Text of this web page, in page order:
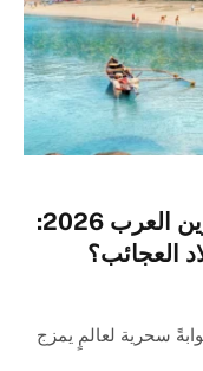
دليل السياحة في الهند للمسافرين العرب 2026:
العجائب؟
سحرية لعالمٍ يمزج